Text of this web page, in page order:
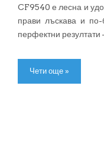
CF9540 е лесна и
прави лъскава и по-
перфектни резултати
Чети още »